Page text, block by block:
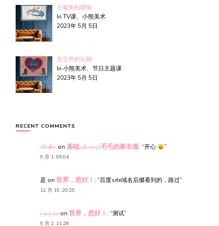
小鲨鱼的烦恼
In TV课、小熊美术
2023年 5月 5日
女王节的礼物
In 小熊美术、节日主题课
2023年 5月 5日
RECENT COMMENTS
obaby on 基础s2l11w91毛毛的新衣服: “开心 ”
9 月 1, 09:04
是 on 世界，您好！ : “百度site域名后缀看到的，路过”
12 月 19, 20:29
yaoyao on 世界，您好！ : “测试”
9 月 2, 11:28